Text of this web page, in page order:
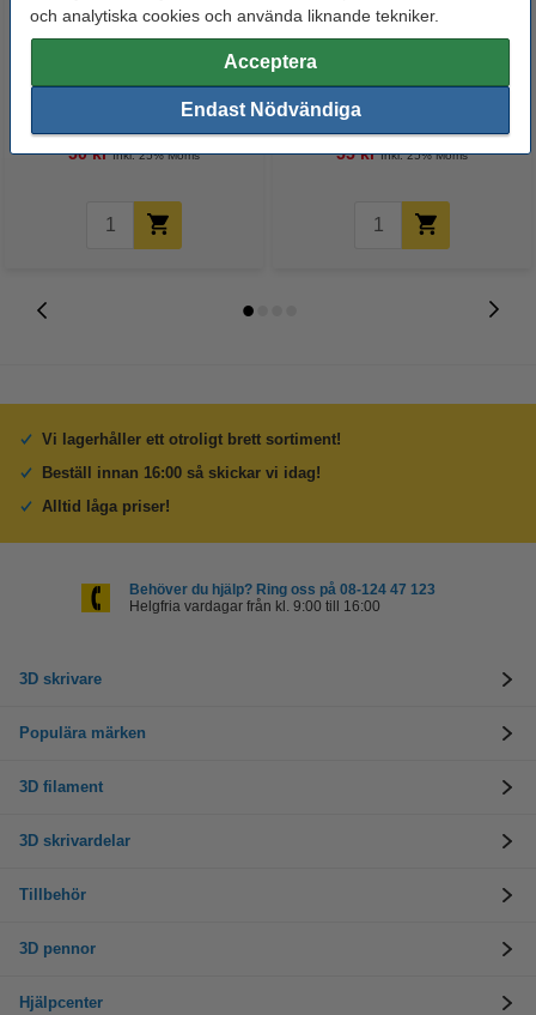
och analytiska cookies och använda liknande tekniker.
Acceptera
Endast Nödvändiga
123-3D Metallskruv sexkant
50 kr Inkl. 25% Moms
123-3D Metallskruv sexkant
55 kr Inkl. 25% Moms
Vi lagerhåller ett otroligt brett sortiment!
Beställ innan 16:00 så skickar vi idag!
Alltid låga priser!
Behöver du hjälp? Ring oss på 08-124 47 123
Helgfria vardagar från kl. 9:00 till 16:00
3D skrivare
Populära märken
3D filament
3D skrivardelar
Tillbehör
3D pennor
Hjälpcenter